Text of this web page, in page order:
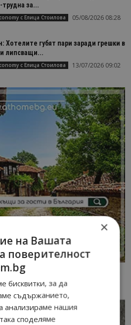
за...
с Елица Стоилова 05/08/2026 08:28
Хотелите губят пари заради грешки в
липсващи...
с Елица Стоилова 13/07/2026 09:02
×
на Вашата
поверителност
бисквитки, за да
съдържанието,
анализираме нашия
споделяме